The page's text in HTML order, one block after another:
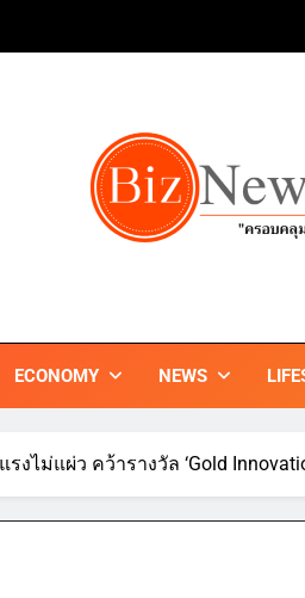
ECONOMY NEWS
รงไม่แผ่ว คว้ารางวัล ‘Gold